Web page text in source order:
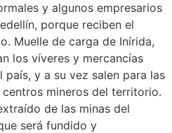
y algunos empresarios
porque reciben el
Muelle de carga de Inírida,
los víveres y mercancías
y a su vez salen para las
mineros del territorio.
de las minas del
será fundido y